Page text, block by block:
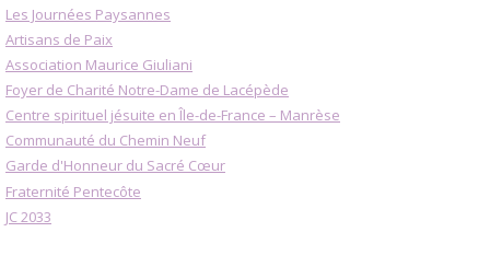
Les Journées Paysannes
Artisans de Paix
Association Maurice Giuliani
Foyer de Charité Notre-Dame de Lacépède
Centre spirituel jésuite en Île-de-France – Manrèse
Communauté du Chemin Neuf
Garde d'Honneur du Sacré Cœur
Fraternité Pentecôte
JC 2033